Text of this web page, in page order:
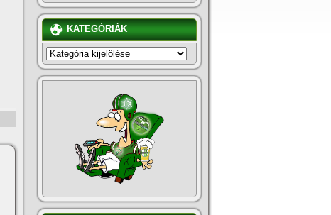
KATEGÓRIÁK
KATEGÓRIÁK